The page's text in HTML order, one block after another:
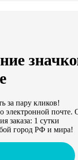
за пару кликов!
электронной почте.
заказа: 1 сутки
город РФ и мира!